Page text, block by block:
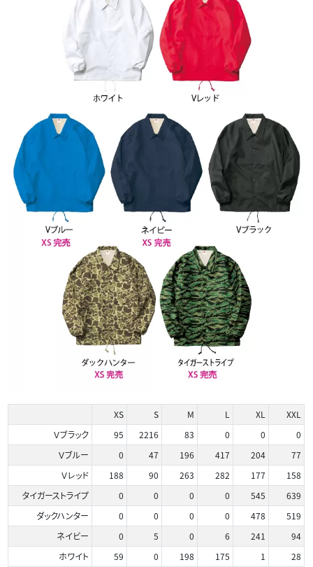
XS S M L XL
XXL
Ｖブラック
95 2216 83 0 0
0
Ｖブルー
0 47 196 417 204
77
Ｖレッド
188 90 263 282 177
158
タイガーストライプ
0 0 0 0 545
639
ダックハンター
0 0 0 0 478
519
ネイビー
0 5 0 6 241
94
ホワイト
59 0 198 175 1 28